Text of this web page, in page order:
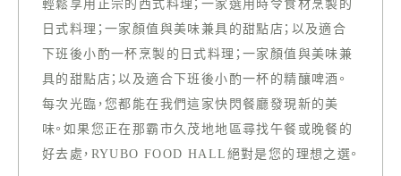
輕鬆享用正宗的西式料理；一家選用時令食材烹製的
日式料理；一家顏值與美味兼具的甜點店；以及適合
下班後小酌一杯烹製的日式料理；一家顏值與美味兼
具的甜點店；以及適合下班後小酌一杯的精釀啤酒。
每次光臨，您都能在我們這家快閃餐廳發現新的美
味。如果您正在那霸市久茂地地區尋找午餐或晚餐的
好去處，RYUBO FOOD HALL絕對是您的理想之選。